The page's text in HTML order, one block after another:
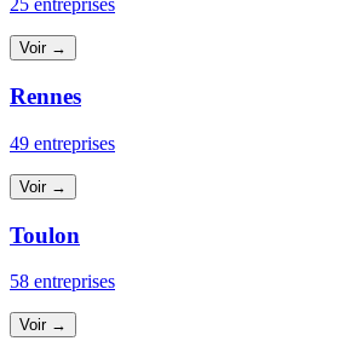
25 entreprises
Voir →
Rennes
49 entreprises
Voir →
Toulon
58 entreprises
Voir →